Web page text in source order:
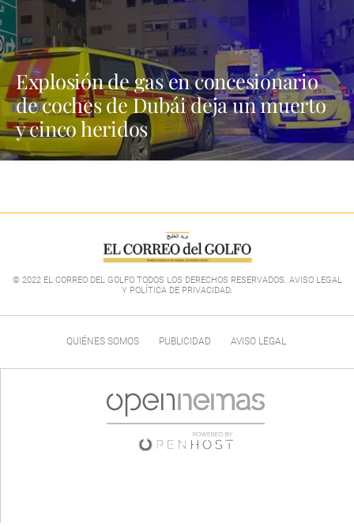
Explosión de gas en concesionario
de coches de Dubái deja un muerto
y cinco heridos
© 2022 EL CORREO DEL GOLFO TODOS LOS DERECHOS RESERVADOS. AVISO LEGAL
Y POLÍTICA DE PRIVACIDAD.
QUIÉNES SOMOS PUBLICIDAD AVISO LEGAL